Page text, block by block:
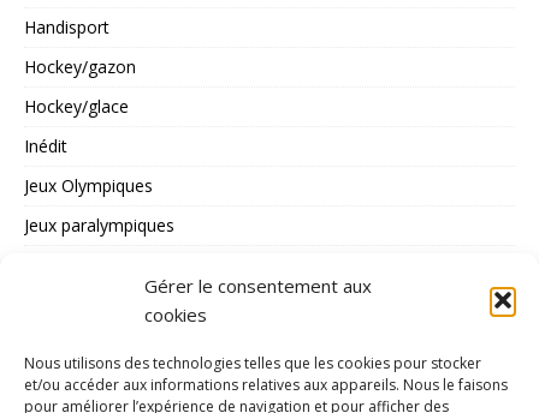
Gérer le consentement aux
cookies
Nous utilisons des technologies telles que les cookies pour stocker
et/ou accéder aux informations relatives aux appareils. Nous le faisons
pour améliorer l’expérience de navigation et pour afficher des
Handisport
Hockey/gazon
Hockey/glace
Inédit
Jeux Olympiques
Jeux paralympiques
kitesurf